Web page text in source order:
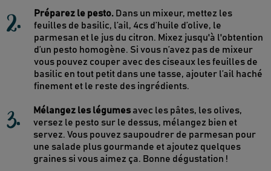
2. Préparez le pesto. Dans un mixeur, mettez les
feuilles de basilic, l’ail, 4cs d’huile d’olive, le
parmesan et le jus du citron. Mixez jusqu'à l'obtention
d’un pesto homogène. Si vous n’avez pas de mixeur
vous pouvez couper avec des ciseaux les feuilles de
basilic en tout petit dans une tasse, ajouter l’ail haché
finement et le reste des ingrédients.
3. Mélangez les légumes avec les pâtes, les olives,
versez le pesto sur le dessus, mélangez bien et
servez. Vous pouvez saupoudrer de parmesan pour
une salade plus gourmande et ajoutez quelques
graines si vous aimez ça. Bonne dégustation !